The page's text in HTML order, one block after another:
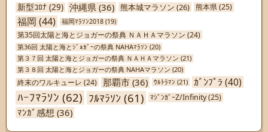
新型ｺﾛﾅ (29) 沖縄県 (36) 熊本城マラソン (26) 熊本県(25)
福岡 (44) 福岡ﾏﾗｿﾝ2018 (19)
第35回太陽と海とジョガーの祭典 ＮＡＨＡマラソン (24)
第36回 太陽と海とｼﾞｮｶﾞｰの祭典 NAHAﾏﾗｿﾝ (20)
第３７回 太陽と海とジョガーの祭典 ＮＡＨＡマラソン (21)
第３８回 太陽と海とジョガーの祭典 NAHAマラソン (20)
終末のワルキューレ (24) 那覇市 (36) ｳﾙﾄﾗﾏﾝ (21) ｶﾞﾝﾌﾟﾗ (40)
ﾊｰﾌﾏﾗｿﾝ (62) ﾌﾙﾏﾗｿﾝ (61) ﾏｼﾞﾝｶﾞｰZ/Infinity(25)
ﾏﾝｶﾞ感想 (36)